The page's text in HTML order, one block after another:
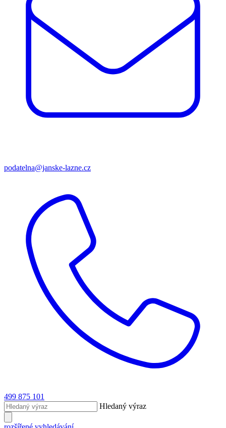
podatelna@janske-lazne.cz
499 875 101
Hledaný výraz